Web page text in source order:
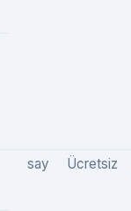
say Ücretsiz